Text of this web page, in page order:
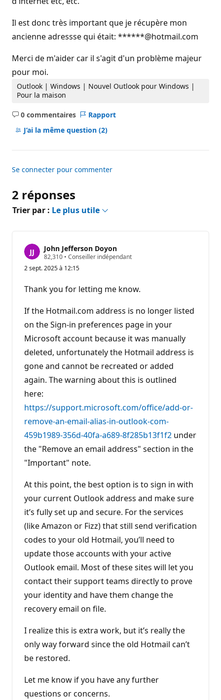
t
i
n
Il est donc très important que je récupère mon
ancienne adressse qui était: ******@hotmail.com
Merci de m'aider car il s'agit d'un problème majeur
pour moi.
Outlook | Windows | Nouvel Outlook pour Windows |
Pour la maison
0 commentaires
Aucun
commentaire
Rapport
J’ai la même question (2)
Se connecter pour commenter
2 réponses
Trier par : Le plus utile
John Jefferson Doyon
82,310 P
t
s
e
r
é
p
u
a
i
n
• Conseiller indépendant
2 sept. 2025 à 12:15
Thank you for letting me know.
If the Hotmail.com address is no longer listed
on the Sign-in preferences page in your
Microsoft account because it was manually
deleted, unfortunately the Hotmail address is
gone and cannot be recreated or added
again. The warning about this is outlined
here:
https://support.microsoft.com/office/add-or-
remove-an-email-alias-in-outlook-com-
459b1989-356d-40fa-a689-8f285b13f1f2 under
the "Remove an email address" section in the
"Important" note.
At this point, the best option is to sign in with
your current Outlook address and make sure
it’s fully set up and secure. For the services
(like Amazon or Fizz) that still send verification
codes to your old Hotmail, you’ll need to
update those accounts with your active
Outlook email. Most of these sites will let you
contact their support teams directly to prove
your identity and have them change the
recovery email on file.
I realize this is extra work, but it’s really the
only way forward since the old Hotmail can’t
be restored.
Let me know if you have any further
questions or concerns.